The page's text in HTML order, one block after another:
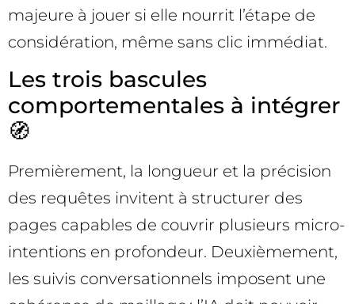
majeure à jouer si elle nourrit l’étape de
considération, même sans clic immédiat.
Les trois bascules
comportementales à intégrer
🧭
Premièrement, la longueur et la précision
des requêtes invitent à structurer des
pages capables de couvrir plusieurs micro-
intentions en profondeur. Deuxièmement,
les suivis conversationnels imposent une